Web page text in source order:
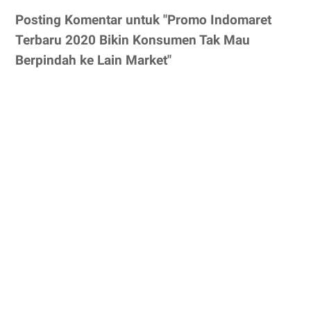
Posting Komentar untuk "Promo Indomaret
Terbaru 2020 Bikin Konsumen Tak Mau
Berpindah ke Lain Market"